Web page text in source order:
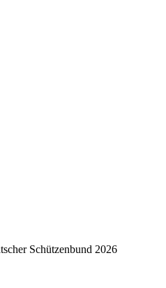
Schützenbund 2026